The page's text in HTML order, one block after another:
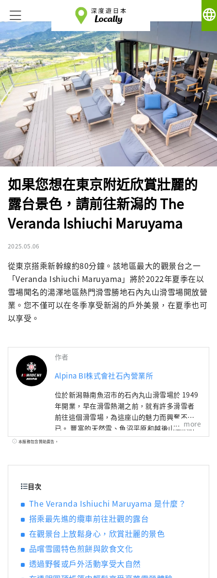
language
如果您想在東京附近欣賞壯麗的
露台景色，請前往新潟的 The
Veranda Ishiuchi Maruyama
2025.05.06
從東京搭乘新幹線約80分鐘。該地區最大的觀景台之一
「Veranda Ishiuchi Maruyama」將於2022年夏季在以
雪場聞名的湯澤地區熱門滑雪勝地石內丸山滑雪場開放營
業。您不僅可以在冬季享受新潟的戶外美景，在夏季也可
以享受。
作者
Alpina BI株式會社石內營業所
位於新潟縣南魚沼市的石內丸山滑雪場於 1949
年開業，早在滑雪熱潮之前，就有許多滑雪者
前往這個滑雪場，為這座山的魅力而興奮不
已。 豐富的天然雪、魚沼平原和越後山脈的壯
麗景色、雪國特有的飲食文化等。 這種只有在
新魅力，以滿足時代的需求。 此外，從 2022
年夏季開始，它將發展成為全年開放的戶外度
假村，名為 The Veranda Ishiuchi
Maruyama。 在美麗的風景和豐富的自然環境
環繞下的豪華位置，每次您造訪石打丸山都會
有新的發現。
more
本服務包含贊助廣告。
目次
The Veranda Ishiuchi Maruyama 是什麼？
搭乘最先進的纜車前往壯觀的露台
在觀景台上放鬆身心，欣賞壯麗的景色
品嚐雪國特色煎餅與飲食文化
透過野餐或戶外活動享受大自然